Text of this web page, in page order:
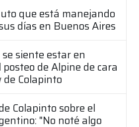
que está manejando
días en Buenos Aires
se siente estar en
de Alpine de cara
de Colapinto
Colapinto sobre el
"No noté algo